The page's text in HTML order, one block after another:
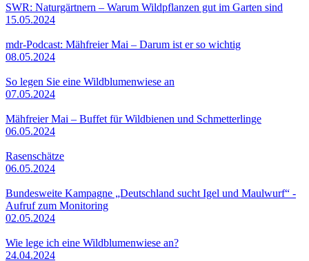
SWR: Naturgärtnern – Warum Wildpflanzen gut im Garten sind
15.05.2024
mdr-Podcast: Mähfreier Mai – Darum ist er so wichtig
08.05.2024
So legen Sie eine Wildblumenwiese an
07.05.2024
Mähfreier Mai – Buffet für Wildbienen und Schmetterlinge
06.05.2024
Rasenschätze
06.05.2024
Bundesweite Kampagne „Deutschland sucht Igel und Maulwurf“ -
Aufruf zum Monitoring
02.05.2024
Wie lege ich eine Wildblumenwiese an?
24.04.2024